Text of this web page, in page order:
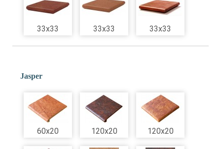
33x33 33x33 33x33
Jasper
60x20 120x20 120x20